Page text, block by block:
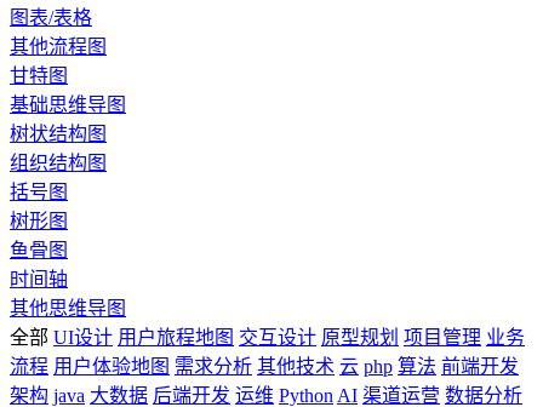
图表/表格
其他流程图
甘特图
基础思维导图
树状结构图
组织结构图
括号图
树形图
鱼骨图
时间轴
其他思维导图
全部 UI设计 用户旅程地图 交互设计 原型规划 项目管理 业务
流程 用户体验地图 需求分析 其他技术 云 php 算法 前端开发
架构 java 大数据 后端开发 运维 Python AI 渠道运营 数据分析